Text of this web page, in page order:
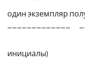
один
инициалы)